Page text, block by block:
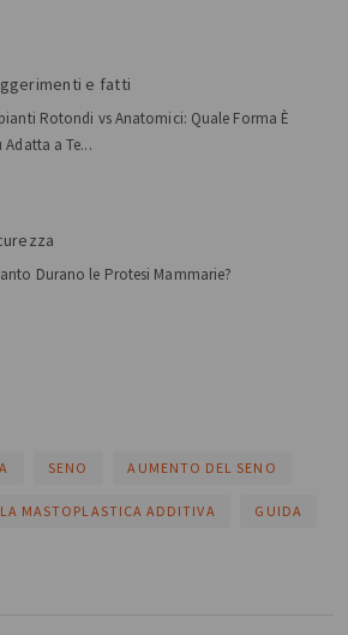
e fatti
Rotondi vs Anatomici: Quale Forma È
Adatta a Te...
Durano le Protesi Mammarie?
SENO AUMENTO DEL SENO
MASTOPLASTICA ADDITIVA GUIDA